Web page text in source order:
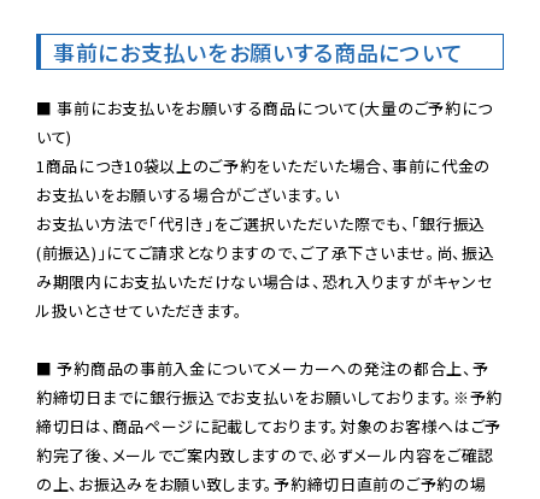
事前にお支払いをお願いする商品について
■ 事前にお支払いをお願いする商品について(大量のご予約につ
いて)
1商品につき10袋以上のご予約をいただいた場合、事前に代金の
お支払いをお願いする場合がございます。い
お支払い方法で「代引き」をご選択いただいた際でも、「銀行振込
(前振込)」にてご請求となりますので、ご了承下さいませ。尚、振込
み期限内にお支払いただけない場合は、恐れ入りますがキャンセ
ル扱いとさせていただきます。
■ 予約商品の事前入金についてメーカーへの発注の都合上、予
約締切日までに銀行振込でお支払いをお願いしております。※予約
締切日は、商品ページに記載しております。対象のお客様へはご予
約完了後、メールでご案内致しますので、必ずメール内容をご確認
の上、お振込みをお願い致します。予約締切日直前のご予約の場